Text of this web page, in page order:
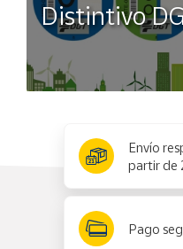
Distintivo
Envío
partir de
Pago